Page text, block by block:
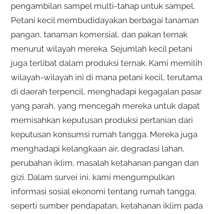
pengambilan sampel multi-tahap untuk sampel.
Petani kecil membudidayakan berbagai tanaman
pangan, tanaman komersial, dan pakan ternak
menurut wilayah mereka. Sejumlah kecil petani
juga terlibat dalam produksi ternak. Kami memilih
wilayah-wilayah ini di mana petani kecil, terutama
di daerah terpencil, menghadapi kegagalan pasar
yang parah, yang mencegah mereka untuk dapat
memisahkan keputusan produksi pertanian dari
keputusan konsumsi rumah tangga. Mereka juga
menghadapi kelangkaan air, degradasi lahan,
perubahan iklim, masalah ketahanan pangan dan
gizi. Dalam survei ini, kami mengumpulkan
informasi sosial ekonomi tentang rumah tangga,
seperti sumber pendapatan, ketahanan iklim pada